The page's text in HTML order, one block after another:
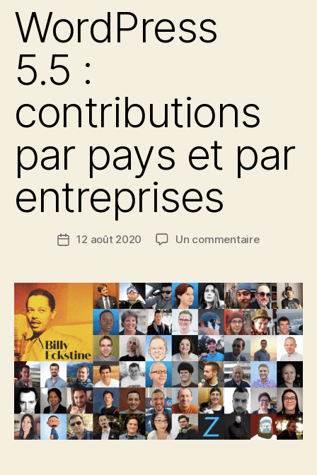
WordPress
5.5 :
contributions
par pays et par
entreprises
Date12 août 2020 Un commentairesur
5.5 :
par
pays
et
par
entreprises